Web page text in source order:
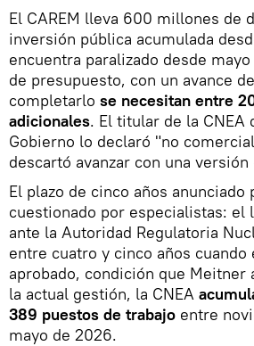
El CAREM lleva 600 millones de
inversión pública acumulada
encuentra paralizado desde
de presupuesto, con un avance
completarlo se necesitan entre
adicionales. El titular de la CNEA
Gobierno lo declaró "no
descartó avanzar con una
El plazo de cinco años anunciado
cuestionado por especialistas: el
ante la Autoridad Regulatoria
entre cuatro y cinco años cuando
aprobado, condición que Meitner
la actual gestión, la CNEA
389 puestos de trabajo entre
mayo de 2026.